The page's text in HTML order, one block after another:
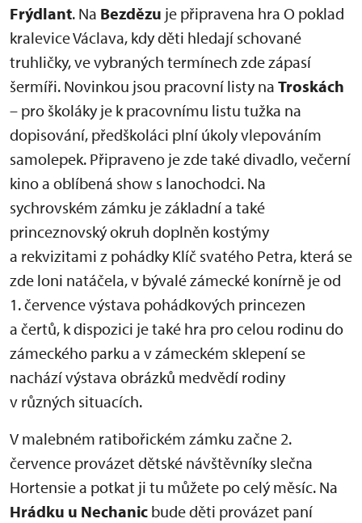
Frýdlant. Na Bezdězu je připravena hra O poklad
kralevice Václava, kdy děti hledají schované
truhličky, ve vybraných termínech zde zápasí
šermíři. Novinkou jsou pracovní listy na Troskách
– pro školáky je k pracovnímu listu tužka na
dopisování, předškoláci plní úkoly vlepováním
samolepek. Připraveno je zde také divadlo, večerní
kino a oblíbená show s lanochodci. Na
sychrovském zámku je základní a také
princeznovský okruh doplněn kostýmy
a rekvizitami z pohádky Klíč svatého Petra, která se
zde loni natáčela, v bývalé zámecké konírně je od
1. července výstava pohádkových princezen
a čertů, k dispozici je také hra pro celou rodinu do
zámeckého parku a v zámeckém sklepení se
nachází výstava obrázků medvědí rodiny
v různých situacích.
V malebném ratibořickém zámku začne 2.
července provázet dětské návštěvníky slečna
Hortensie a potkat ji tu můžete po celý měsíc. Na
Hrádku u Nechanic bude děti provázet paní